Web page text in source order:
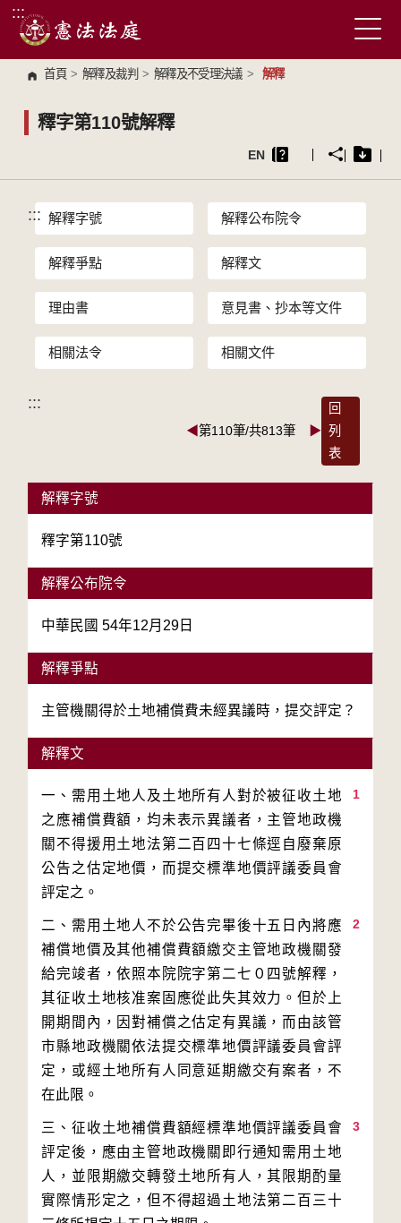
跳到主要內容區塊
:::
首頁 > 解釋及裁判 > 解釋及不受理決議 > 解釋
釋字第110號解釋
EN
::: 解釋字號 解釋公布院令
解釋爭點 解釋文
理由書 意見書、抄本等文件
相關法令 相關文件
:::
◀第110筆/共813筆 ▶
回
列
表
解釋字號
釋字第110號
解釋公布院令
中華民國 54年12月29日
解釋爭點
主管機關得於土地補償費未經異議時，提交評定？
解釋文
1
一、需用土地人及土地所有人對於被征收土地
之應補償費額，均未表示異議者，主管地政機
關不得援用土地法第二百四十七條逕自廢棄原
公告之估定地價，而提交標準地價評議委員會
2
二、需用土地人不於公告完畢後十五日內將應
補償地價及其他補償費額繳交主管地政機關發
給完竣者，依照本院院字第二七０四號解釋，
其征收土地核准案固應從此失其效力。但於上
開期間內，因對補償之估定有異議，而由該管
市縣地政機關依法提交標準地價評議委員會評
定，或經土地所有人同意延期繳交有案者，不
3
三、征收土地補償費額經標準地價評議委員會
評定後，應由主管地政機關即行通知需用土地
人，並限期繳交轉發土地所有人，其限期酌量
實際情形定之，但不得超過土地法第二百三十